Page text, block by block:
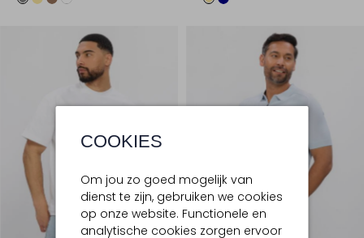
COOKIES
Om jou zo goed mogelijk van
dienst te zijn, gebruiken we cookies
op onze website. Functionele en
analytische cookies zorgen ervoor